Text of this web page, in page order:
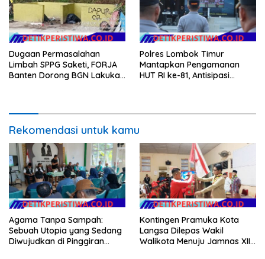
Dugaan Permasalahan
Limbah SPPG Saketi, FORJA
Banten Dorong BGN Lakukan
Polres Lombok Timur
Mantapkan Pengamanan
HUT RI ke-81, Antisipasi
Rekomendasi untuk kamu
Agama Tanpa Sampah:
Sebuah Utopia yang Sedang
Diwujudkan di Pinggiran
Kontingen Pramuka Kota
Langsa Dilepas Wakil
Walikota Menuju Jamnas XII